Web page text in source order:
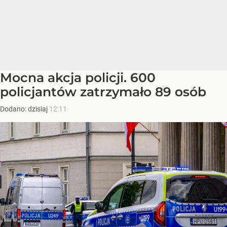
Mocna akcja policji. 600
policjantów zatrzymało 89 osób
Dodano:dzisiaj 12:11